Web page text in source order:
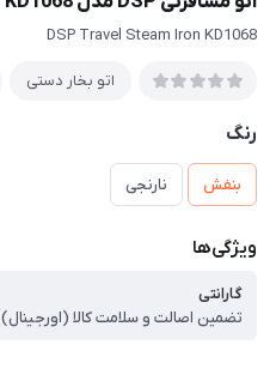
DSP Travel Steam Iron KD1068
اتو بخار دستی
رنگ
بنفش نارنجی
ویژگی‌ها
گارانتی
تضمین اصالت و سلامت کالا (اورجینال)